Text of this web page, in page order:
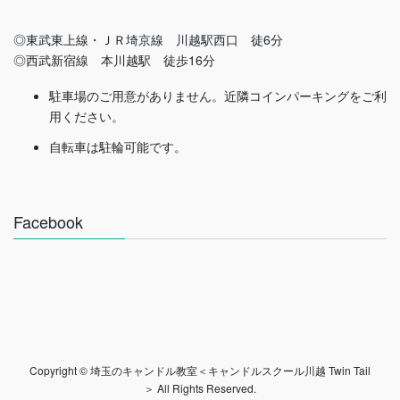
◎東武東上線・ＪＲ埼京線 川越駅西口 徒6分
◎西武新宿線 本川越駅 徒歩16分
駐車場のご用意がありません。近隣コインパーキングをご利
用ください。
自転車は駐輪可能です。
Facebook
Copyright © 埼玉のキャンドル教室＜キャンドルスクール川越 Twin Tail
＞ All Rights Reserved.